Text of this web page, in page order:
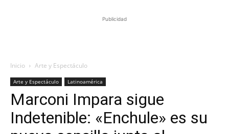
Publicidad
Inicio Arte y Espectáculo
Arte y Espectáculo Latinoamérica
Marconi Impara sigue
Indetenible: «Enchule» es su